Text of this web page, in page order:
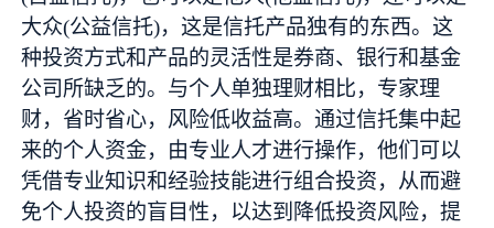
大众(公益信托)，这是信托产品独有的东西。这
种投资方式和产品的灵活性是券商、银行和基金
公司所缺乏的。与个人单独理财相比，专家理
财，省时省心，风险低收益高。通过信托集中起
来的个人资金，由专业人才进行操作，他们可以
凭借专业知识和经验技能进行组合投资，从而避
免个人投资的盲目性，以达到降低投资风险，提